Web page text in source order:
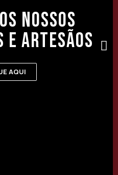
nossos
e artesãos
AQUI